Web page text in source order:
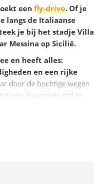
een fly-drive. Of je
langs de Italiaanse
je bij het stadje Villa
Messina op Sicilië.
en heeft alles:
en een rijke
door de bochtige wegen
een (huur)auto rijd je
hoofdstad Palermo, het